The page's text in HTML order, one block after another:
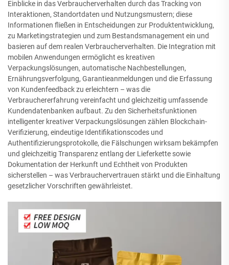
Einblicke in das Verbraucherverhalten durch das Tracking von
Interaktionen, Standortdaten und Nutzungsmustern; diese
Informationen fließen in Entscheidungen zur Produktentwicklung,
zu Marketingstrategien und zum Bestandsmanagement ein und
basieren auf dem realen Verbraucherverhalten. Die Integration mit
mobilen Anwendungen ermöglicht es kreativen
Verpackungslösungen, automatische Nachbestellungen,
Ernährungsverfolgung, Garantieanmeldungen und die Erfassung
von Kundenfeedback zu erleichtern – was die
Verbrauchererfahrung vereinfacht und gleichzeitig umfassende
Kundendatenbanken aufbaut. Zu den Sicherheitsfunktionen
intelligenter kreativer Verpackungslösungen zählen Blockchain-
Verifizierung, eindeutige Identifikationscodes und
Authentifizierungsprotokolle, die Fälschungen wirksam bekämpfen
und gleichzeitig Transparenz entlang der Lieferkette sowie
Dokumentation der Herkunft und Echtheit von Produkten
sicherstellen – was Verbrauchervertrauen stärkt und die Einhaltung
gesetzlicher Vorschriften gewährleistet.